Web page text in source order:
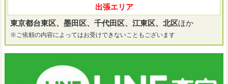
出張エリア
東京都台東区、墨田区、千代田区、江東区、北区ほか
※ご依頼の内容によってはお受けできないこともございます